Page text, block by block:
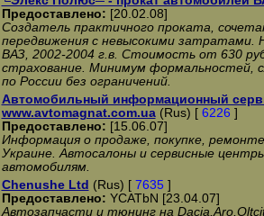
Предоставлено: [20.02.08]
Создатель практичного проката,
передвижения с невысокими затратами.
ВАЗ, 2002-2004 г.в. Стоимость от 630
страхование. Минимум формальностей,
по России без ограничений.
Автомобильный информационный
www.avtomagnat.com.ua(Rus) [ 6226 ]
Предоставлено: [15.06.07]
Информация о продаже, покупке,
Украине. Автосалоны и сервисные
автомобилям.
Chenushe Ltd (Rus) [ 7635 ]
Предоставлено: YCATbN [23.04.07]
Автозапчасти и тюнинг на